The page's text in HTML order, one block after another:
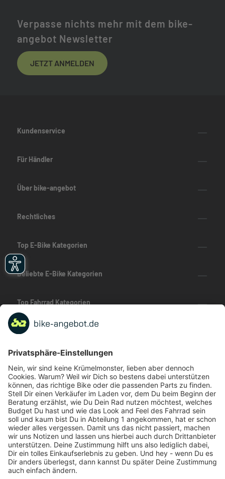
Verpasse nichts mehr mit dem bike-
angebot Newsletter
JETZT ANMELDEN
Kundenservice
Für Händler
Über bike-angebot
Rechtliches
Top E-Bike Kategorien
Beliebte E-Bike Kategorien
Top Fahrrad Kategorien
Beliebte Fahrrad-Kategorien
Marken-Highlights
TOP-Marken
ZAHLUNGSARTEN / RATENKAUF